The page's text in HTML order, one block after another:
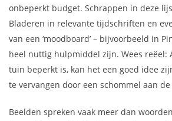
onbeperkt budget. Schrappen in deze
Bladeren in relevante tijdschriften en
van een ‘moodboard’ – bijvoorbeeld in
heel nuttig hulpmiddel zijn. Wees reëel:
tuin beperkt is, kan het een goed idee
te vervangen door een schommel aan
Beelden spreken vaak meer dan